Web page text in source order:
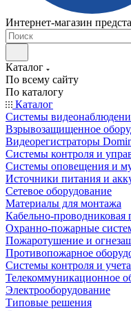
Интернет-магазин
Каталог
По всему сайту
По каталогу
Каталог
Системы
Взрывозащищенное
Видеорегистраторы
Системы контроля и
Системы оповещения и
Источники питания и
Сетевое оборудование
Материалы для монтажа
Кабельно-проводниковая
Охранно-пожарные
Пожаротушение и
Противопожарное
Системы контроля и
Телекоммуникационное
Электрооборудование
Типовые решения